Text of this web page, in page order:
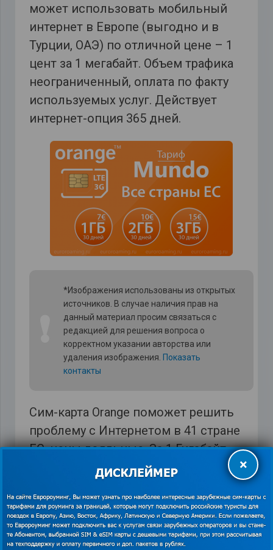
может использовать мобильный
интернет в Европе (выгодно и в
Турции, ОАЭ) по отличной цене – 1
цент за 1 мегабайт. Объем трафика
неограниченный, оплата по факту
используемых услуг. Действует
интернет-опция 365 дней.
*Изображения использованы из открытых
источников. В случае наличия прав на
данный материал просим связаться с
редакцией для решения вопроса о
корректном указании авторства или
удаления изображения. Показать
контакты
Сим-карта Orange поможет решить
проблему с Интернетом в 41 стране
ЕС, цены лояльные. За 1 Гигабайт
абоненту нужно заплатить 7 €, за 2
Гигабайта – 10 €, за 3 Гигабайта – 15 €.
Больше деталей о тарифах для
Европы и других стран читайте на
https://euroaming.ru/.
×